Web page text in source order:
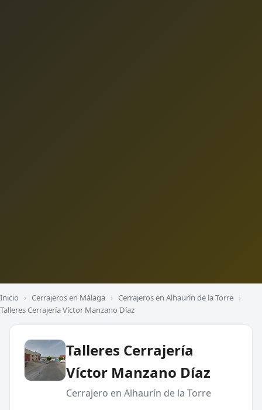
Inicio › Cerrajeros en Málaga › Cerrajeros en Alhaurín de la Torre ›
Talleres Cerrajería Víctor Manzano Díaz
Talleres Cerrajería
Víctor Manzano Díaz
Cerrajero en Alhaurín de la Torre